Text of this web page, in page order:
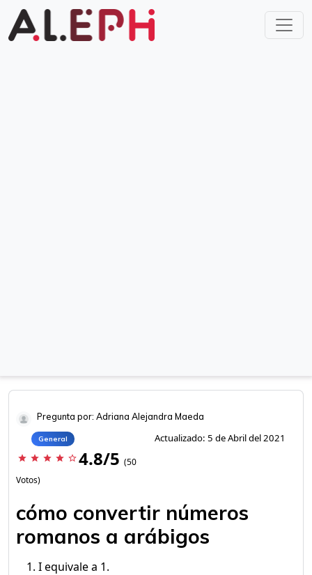
Pregunta por: Adriana Alejandra Maeda
General Actualizado: 5 de Abril del 2021
star star star star star_border 4.8/5 (50
Votos)
cómo convertir números
romanos a arábigos
I equivale a 1.